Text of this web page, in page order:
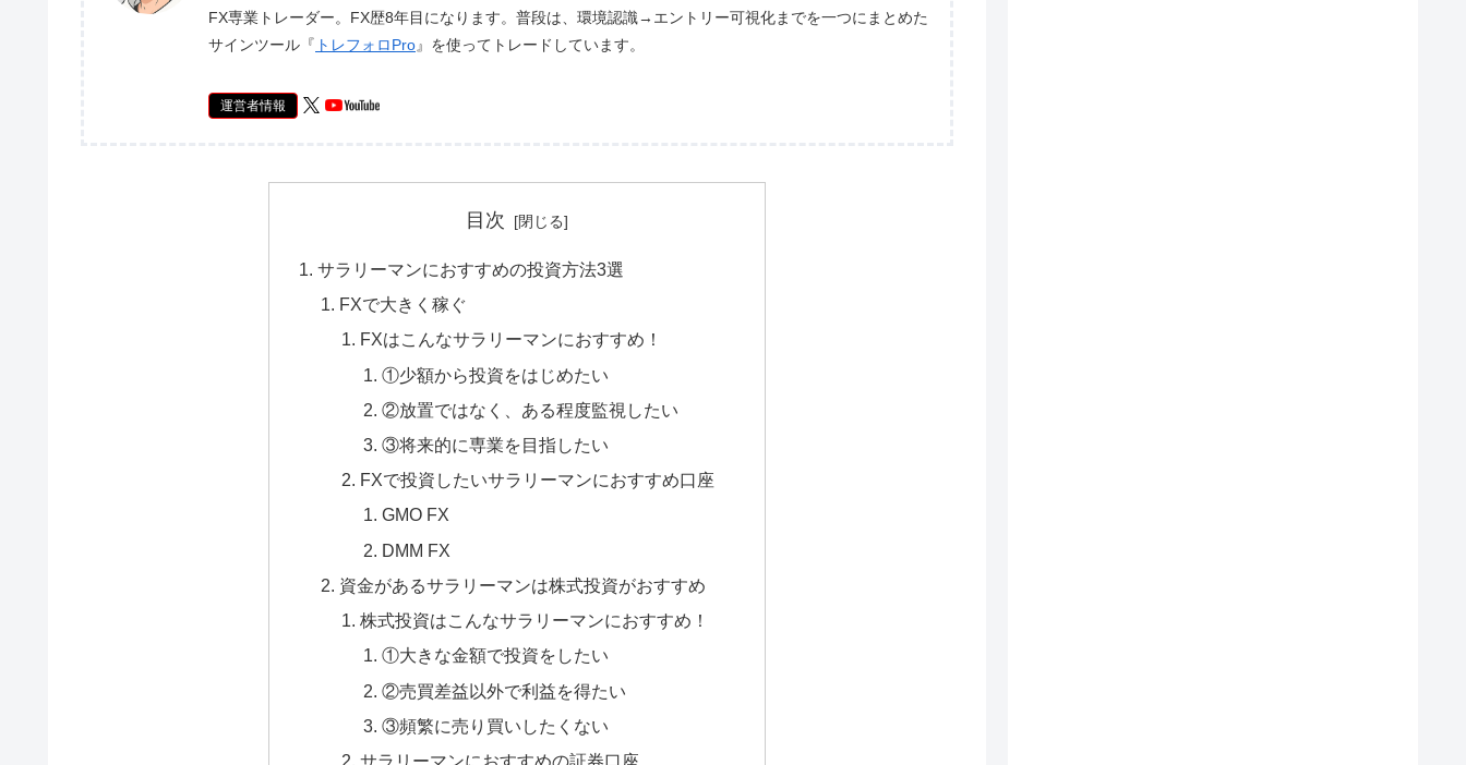
FX専業トレーダー。FX歴8年目になります。普段は、環境認識→エントリー可視化までを一つにまとめた
サインツール『 トレフォロPro』を使ってトレードしています。
運営者情報
目次
サラリーマンにおすすめの投資方法3選
FXで大きく稼ぐ
FXはこんなサラリーマンにおすすめ！
①少額から投資をはじめたい
②放置ではなく、ある程度監視したい
③将来的に専業を目指したい
FXで投資したいサラリーマンにおすすめ口座
GMO FX
DMM FX
資金があるサラリーマンは株式投資がおすすめ
株式投資はこんなサラリーマンにおすすめ！
①大きな金額で投資をしたい
②売買差益以外で利益を得たい
③頻繁に売り買いしたくない
サラリーマンにおすすめの証券口座